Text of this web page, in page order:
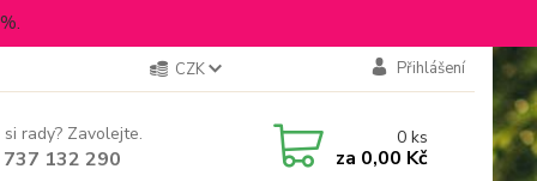
CZK Přihlášení
rady? Zavolejte.
132 290
0ks
za 0,00 Kč